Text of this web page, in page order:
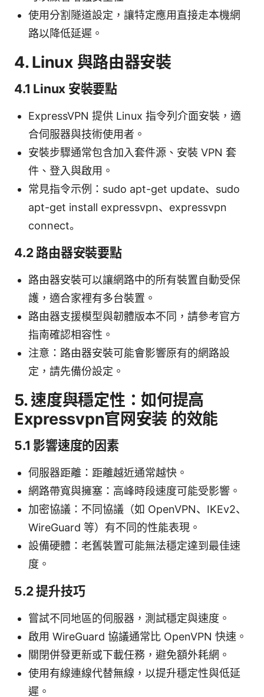
使用分割隧道設定，讓特定應用直接走本機網
路以降低延遲。
4. Linux 與路由器安裝
4.1 Linux 安裝要點
ExpressVPN 提供 Linux 指令列介面安裝，適
合伺服器與技術使用者。
安裝步驟通常包含加入套件源、安裝 VPN 套
件、登入與啟用。
常見指令示例：sudo apt-get update、sudo
apt-get install expressvpn、expressvpn
connect。
4.2 路由器安裝要點
路由器安裝可以讓網路中的所有裝置自動受保
護，適合家裡有多台裝置。
路由器支援模型與韌體版本不同，請參考官方
指南確認相容性。
注意：路由器安裝可能會影響原有的網路設
定，請先備份設定。
5. 速度與穩定性：如何提高
Expressvpn官网安装 的效能
5.1 影響速度的因素
伺服器距離：距離越近通常越快。
網路帶寬與擁塞：高峰時段速度可能受影響。
加密協議：不同協議（如 OpenVPN、IKEv2、
WireGuard 等）有不同的性能表現。
設備硬體：老舊裝置可能無法穩定達到最佳速
度。
5.2 提升技巧
嘗試不同地區的伺服器，測試穩定與速度。
啟用 WireGuard 協議通常比 OpenVPN 快速。
關閉併發更新或下載任務，避免額外耗網。
使用有線連線代替無線，以提升穩定性與低延
遲。